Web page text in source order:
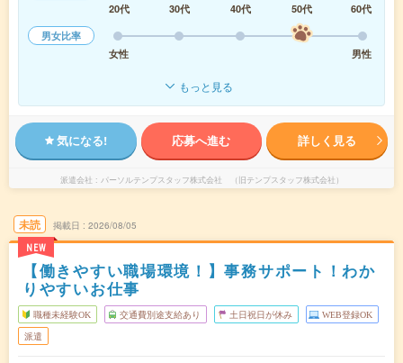
20代
30代 40代 50代
60代
男女比率
女性
男性
もっと見る
気になる! 応募へ進む 詳しく見る
派遣会社 パーソルテンプスタッフ株式会社 （旧テンプスタッフ株式会社）
未読
NEW
掲載日 2026/08/05
【働きやすい職場環境！】事務サポート！わか
りやすいお仕事
職種未経験OK 交通費別途支給あり 土日祝日が休み WEB登録OK
派遣